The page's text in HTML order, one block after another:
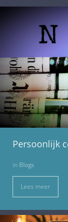
Persoonlijk
in Blogs
Lees meer